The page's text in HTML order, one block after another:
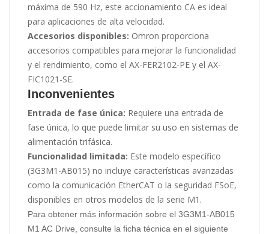
máxima de 590 Hz, este accionamiento CA es ideal
para aplicaciones de alta velocidad.
Accesorios disponibles: Omron proporciona
accesorios compatibles para mejorar la funcionalidad
y el rendimiento, como el AX-FER2102-PE y el AX-
FIC1021-SE.
Inconvenientes
Entrada de fase única: Requiere una entrada de
fase única, lo que puede limitar su uso en sistemas de
alimentación trifásica.
Funcionalidad limitada: Este modelo específico
(3G3M1-AB015) no incluye características avanzadas
como la comunicación EtherCAT o la seguridad FSoE,
disponibles en otros modelos de la serie M1.
Para obtener más información sobre el 3G3M1-AB015
M1 AC Drive, consulte la ficha técnica en el siguiente